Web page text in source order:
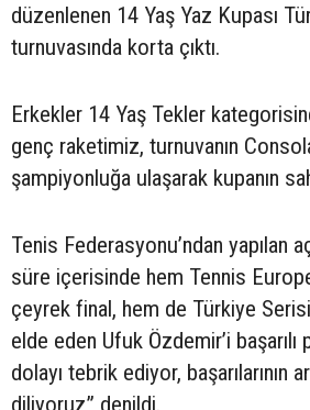
düzenlenen 14 Yaş Yaz Kupası
turnuvasında korta çıktı.
Erkekler 14 Yaş Tekler
genç raketimiz, turnuvanın
şampiyonluğa ulaşarak kupanın
Tenis Federasyonu’ndan yapılan
süre içerisinde hem Tennis
çeyrek final, hem de Türkiye
elde eden Ufuk Özdemir’i başarılı
dolayı tebrik ediyor, başarılarının
diliyoruz” denildi.